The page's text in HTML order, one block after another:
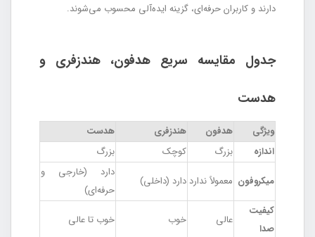
دارند و کاربران حرفه‌ای، گزینه ایده‌آلی محسوب می‌شوند.
جدول مقایسه سریع هدفون، هندزفری و
هدست
ویژگی هدفون هندزفری
هدست
اندازه
بزرگ کوچک
بزرگ
میکروفون معمولاً ندارد دارد (داخلی)
دارد (خارجی و
حرفه‌ای)
کیفیت
صدا
عالی خوب
خوب تا عالی